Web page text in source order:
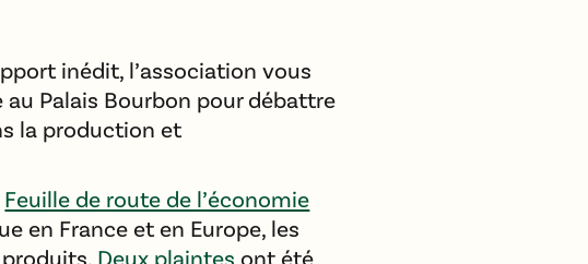
inédit, l’association vous
au Palais Bourbon pour débattre
la production et
Feuille de route de l’économie
en France et en Europe, les
Deux plaintes ont été